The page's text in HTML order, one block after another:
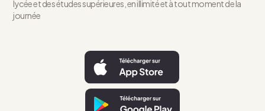
lycée et des études supérieures, en illimité et à tout moment de la
journée